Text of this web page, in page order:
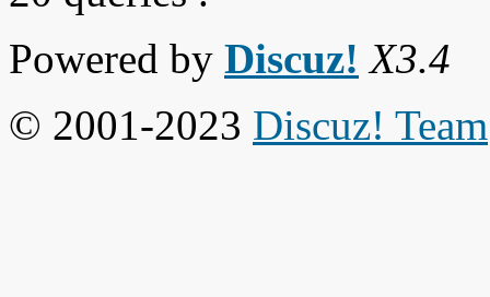
Powered by Discuz! X3.4
© 2001-2023 Discuz! Team